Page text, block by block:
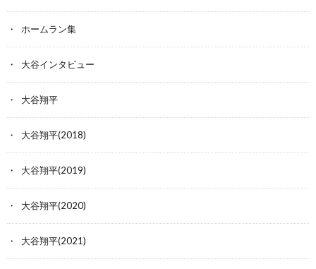
ホームラン集
大谷インタビュー
大谷翔平
大谷翔平(2018)
大谷翔平(2019)
大谷翔平(2020)
大谷翔平(2021)